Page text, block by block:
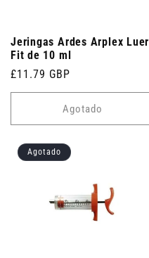
Jeringas Ardes Arplex Luer
Fit de 10 ml
Precio
habitual
£11.79 GBP
Agotado
Agotado